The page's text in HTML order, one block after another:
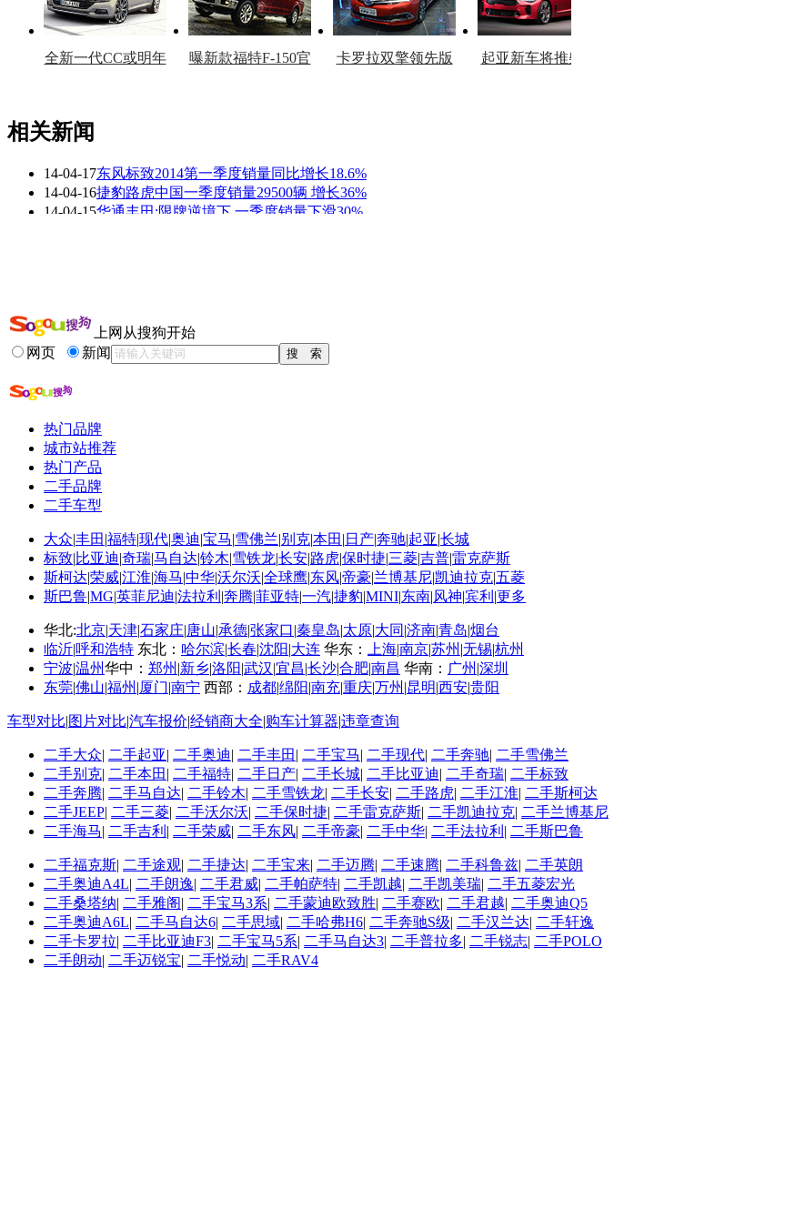
全新一代CC或明年
曝新款福特F-150官
卡罗拉双擎领先版
起亚新车将推柴油
看赛车宝贝争奇斗
艳
车模美腿爆乳无惧
走光
相关新闻
14-04-17东风标致2014第一季度销量同比增长18.6%
14-04-16捷豹路虎中国一季度销量29500辆 增长36%
14-04-15华通丰田:限牌逆境下 一季度销量下滑30%
相关推荐
北汽e系列销量
北汽绅宝aero性能版
北汽绅宝d60
北汽绅宝ev
北汽绅宝a150
上网从搜狗开始
网页
新闻
热门品牌
城市站推荐
热门产品
二手品牌
二手车型
大众|丰田 |福特|现代|奥迪|宝马|雪佛兰|别克|本田 | 日产|奔驰|起亚|长城
标致|比亚迪|奇瑞|马自达|铃木|雪铁龙|长安|路虎|保时捷|三菱|吉普|雷克萨斯
斯柯达|荣威|江淮|海马|中华|沃尔沃|全球鹰|东风|帝豪|兰博基尼|凯迪拉克|五菱
斯巴鲁|MG|英菲尼迪|法拉利 |奔腾|菲亚特|一汽|捷豹|MINI|东南|风神|宾利 |更多
华北:北京|天津|石家庄|唐山|承德|张家口|秦皇岛|太原|大同 |济南|青岛|烟台
临沂|呼和浩特 东北： 哈尔滨|长春|沈阳|大连 华东： 上海|南京|苏州 |无锡|杭州
宁波|温州华中： 郑州 |新乡|洛阳|武汉|宜昌|长沙|合肥|南昌 华南： 广州 |深圳
东莞|佛山|福州 |厦门|南宁 西部： 成都|绵阳|南充|重庆|万州 |昆明|西安|贵阳
车型对比|图片对比|汽车报价|经销商大全|购车计算器|违章查询
二手大众| 二手起亚| 二手奥迪| 二手丰田 | 二手宝马| 二手现代| 二手奔驰| 二手雪佛兰
二手别克| 二手本田 | 二手福特| 二手日产| 二手长城| 二手比亚迪| 二手奇瑞| 二手标致
二手奔腾| 二手马自达| 二手铃木| 二手雪铁龙| 二手长安| 二手路虎| 二手江淮| 二手斯柯达
二手JEEP| 二手三菱| 二手沃尔沃| 二手保时捷| 二手雷克萨斯| 二手凯迪拉克| 二手兰博基尼
二手海马| 二手吉利 | 二手荣威| 二手东风| 二手帝豪| 二手中华| 二手法拉利 | 二手斯巴鲁
二手福克斯| 二手途观| 二手捷达| 二手宝来| 二手迈腾| 二手速腾| 二手科鲁兹| 二手英朗
二手奥迪A4L| 二手朗逸| 二手君威| 二手帕萨特| 二手凯越| 二手凯美瑞| 二手五菱宏光
二手桑塔纳| 二手雅阁| 二手宝马3系| 二手蒙迪欧致胜| 二手赛欧| 二手君越| 二手奥迪Q5
二手奥迪A6L| 二手马自达6| 二手思域| 二手哈弗H6| 二手奔驰S级| 二手汉兰达| 二手轩逸
二手卡罗拉| 二手比亚迪F3| 二手宝马5系| 二手马自达3| 二手普拉多| 二手锐志| 二手POLO
二手朗动| 二手迈锐宝| 二手悦动| 二手RAV4